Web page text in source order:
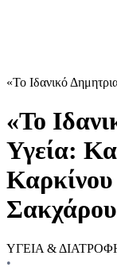
«Το Ιδανικό
«Το
Υγεία:
ΥΓΕΙΑ &
•